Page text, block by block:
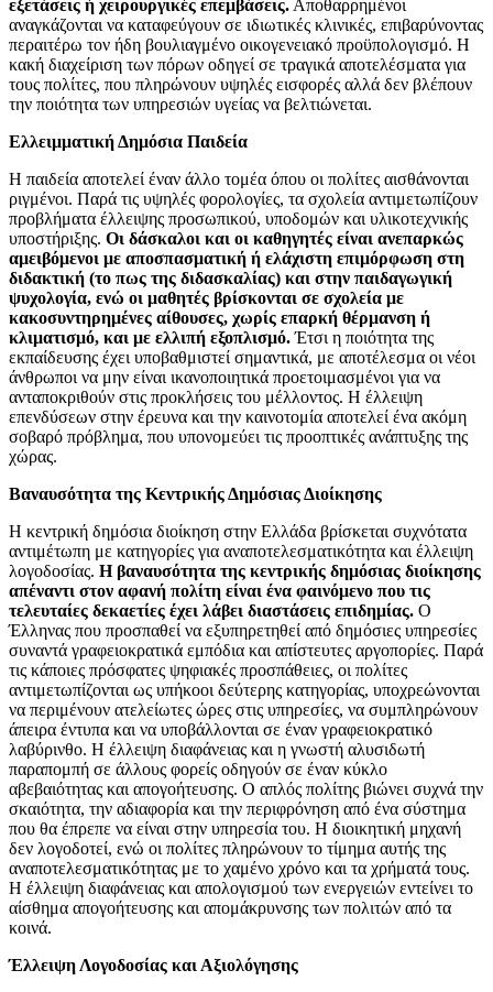
εξετάσεις ή χειρουργικές επεμβάσεις. Αποθαρρημένοι
αναγκάζονται να καταφεύγουν σε ιδιωτικές κλινικές, επιβαρύνοντας
περαιτέρω τον ήδη βουλιαγμένο οικογενειακό προϋπολογισμό. Η
κακή διαχείριση των πόρων οδηγεί σε τραγικά αποτελέσματα για
τους πολίτες, που πληρώνουν υψηλές εισφορές αλλά δεν βλέπουν
την ποιότητα των υπηρεσιών υγείας να βελτιώνεται.
Ελλειμματική Δημόσια Παιδεία
Η παιδεία αποτελεί έναν άλλο τομέα όπου οι πολίτες αισθάνονται
ριγμένοι. Παρά τις υψηλές φορολογίες, τα σχολεία αντιμετωπίζουν
προβλήματα έλλειψης προσωπικού, υποδομών και υλικοτεχνικής
υποστήριξης. Οι δάσκαλοι και οι καθηγητές είναι ανεπαρκώς
αμειβόμενοι με αποσπασματική ή ελάχιστη επιμόρφωση στη
διδακτική (το πως της διδασκαλίας) και στην παιδαγωγική
ψυχολογία, ενώ οι μαθητές βρίσκονται σε σχολεία με
κακοσυντηρημένες αίθουσες, χωρίς επαρκή θέρμανση ή
κλιματισμό, και με ελλιπή εξοπλισμό.Έτσι η ποιότητα της
εκπαίδευσης έχει υποβαθμιστεί σημαντικά, με αποτέλεσμα οι νέοι
άνθρωποι να μην είναι ικανοποιητικά προετοιμασμένοι για να
ανταποκριθούν στις προκλήσεις του μέλλοντος. Η έλλειψη
επενδύσεων στην έρευνα και την καινοτομία αποτελεί ένα ακόμη
σοβαρό πρόβλημα, που υπονομεύει τις προοπτικές ανάπτυξης της
χώρας.
Βαναυσότητα της Κεντρικής Δημόσιας Διοίκησης
Η κεντρική δημόσια διοίκηση στην Ελλάδα βρίσκεται συχνότατα
αντιμέτωπη με κατηγορίες για αναποτελεσματικότητα και έλλειψη
λογοδοσίας. Η βαναυσότητα της κεντρικής δημόσιας διοίκησης
απέναντι στον αφανή πολίτη είναι ένα φαινόμενο που τις
τελευταίες δεκαετίες έχει λάβει διαστάσεις επιδημίας. Ο
Έλληνας που προσπαθεί να εξυπηρετηθεί από δημόσιες υπηρεσίες
συναντά γραφειοκρατικά εμπόδια και απίστευτες αργοπορίες. Παρά
τις κάποιες πρόσφατες ψηφιακές προσπάθειες, οι πολίτες
αντιμετωπίζονται ως υπήκοοι δεύτερης κατηγορίας, υποχρεώνονται
να περιμένουν ατελείωτες ώρες στις υπηρεσίες, να συμπληρώνουν
άπειρα έντυπα και να υποβάλλονται σε έναν γραφειοκρατικό
λαβύρινθο. Η έλλειψη διαφάνειας και η γνωστή αλυσιδωτή
παραπομπή σε άλλους φορείς οδηγούν σε έναν κύκλο
αβεβαιότητας και απογοήτευσης. Ο απλός πολίτης βιώνει συχνά την
σκαιότητα, την αδιαφορία και την περιφρόνηση από ένα σύστημα
που θα έπρεπε να είναι στην υπηρεσία του. Η διοικητική μηχανή
δεν λογοδοτεί, ενώ οι πολίτες πληρώνουν το τίμημα αυτής της
αναποτελεσματικότητας με το χαμένο χρόνο και τα χρήματά τους.
Η έλλειψη διαφάνειας και απολογισμού των ενεργειών εντείνει το
αίσθημα απογοήτευσης και απομάκρυνσης των πολιτών από τα
κοινά.
Έλλειψη Λογοδοσίας και Αξιολόγησης